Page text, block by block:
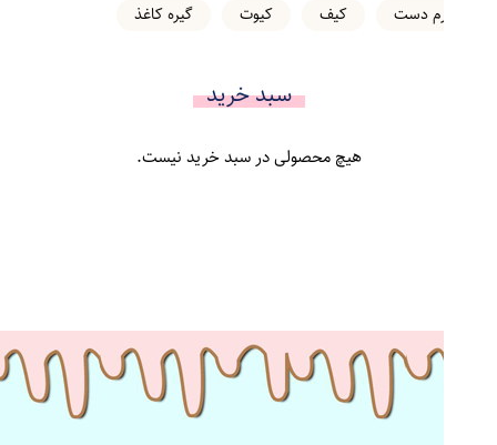
کرم دست
کیف کیوت گیره کاغذ
سبد خرید
هیچ محصولی در سبد خرید نیست.